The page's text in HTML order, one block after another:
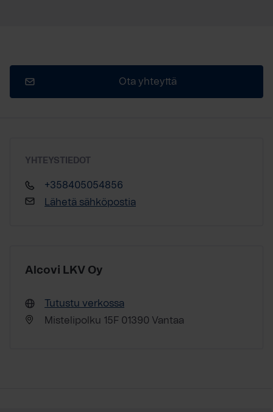
Ota yhteyttä
YHTEYSTIEDOT
+358405054856
Lähetä sähköpostia
Alcovi LKV Oy
Tutustu verkossa
Mistelipolku 15F 01390 Vantaa